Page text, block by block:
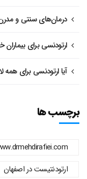
درمان‌های سنتی و
ارتودنسی برای
آیا ارتودنسی برای
برچسب ها
ارتودنتیست در اصفهان